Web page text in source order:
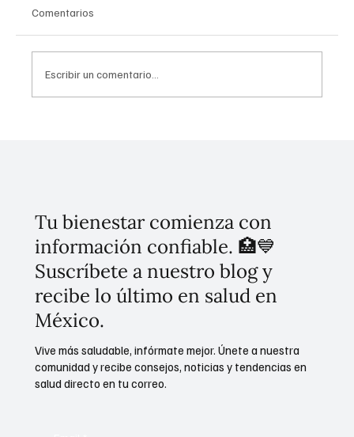
Comentarios
Escribir un comentario...
Tu bienestar comienza con
información confiable. 🏥💙
Suscríbete a nuestro blog y
recibe lo último en salud en
México.
Vive más saludable, infórmate mejor. Únete a nuestra
comunidad y recibe consejos, noticias y tendencias en
salud directo en tu correo.